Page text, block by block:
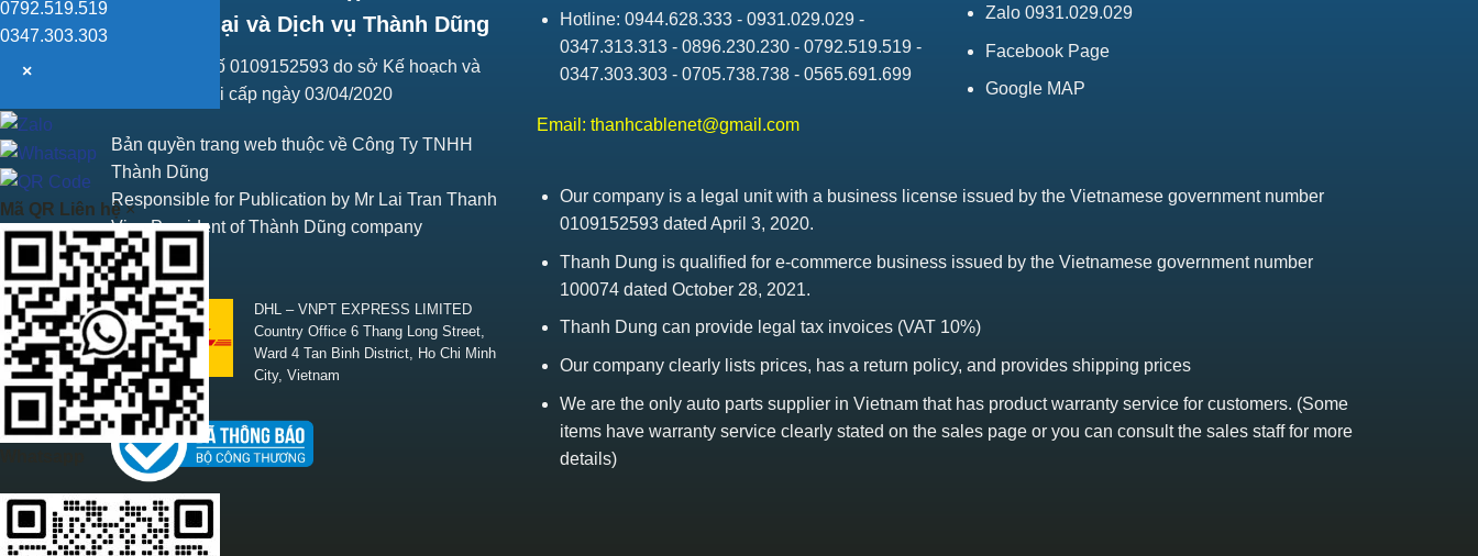
Thương mại và Dịch vụ Thành Dũng
Giấy ĐKKD số 0109152593 do sở Kế hoạch và
Đầu tư Hà Nội cấp ngày 03/04/2020
Bản quyền trang web thuộc về Công Ty TNHH
Thành Dũng
Responsible for Publication by Mr Lai Tran Thanh
Vice President of Thành Dũng company
SHIPPING
DHL – VNPT EXPRESS LIMITED
Country Office 6 Thang Long Street,
Ward 4 Tan Binh District, Ho Chi Minh
City, Vietnam
Hotline: 0944.628.333 - 0931.029.029 -
0347.313.313 - 0896.230.230 - 0792.519.519 -
0347.303.303 - 0705.738.738 - 0565.691.699
Email: thanhcablenet@gmail.com
Zalo 0931.029.029
Facebook Page
Google MAP
Our company is a legal unit with a business license issued by the Vietnamese government number
0109152593 dated April 3, 2020.
Thanh Dung is qualified for e-commerce business issued by the Vietnamese government number
100074 dated October 28, 2021.
Thanh Dung can provide legal tax invoices (VAT 10%)
Our company clearly lists prices, has a return policy, and provides shipping prices
We are the only auto parts supplier in Vietnam that has product warranty service for customers. (Some
items have warranty service clearly stated on the sales page or you can consult the sales staff for more
details)
0792.519.519
0347.303.303
×
Mã QR Liên hệ×